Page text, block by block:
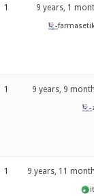
1 9 years, 1
1 9 years, 9
1 9 years, 11